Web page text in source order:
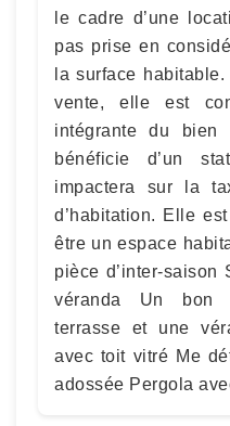
le cadre d’une
pas prise en
la surface
vente, elle est
intégrante du bien
bénéficie d’un
impactera sur la
d’habitation. Elle
être un espace
pièce d’inter-saison
véranda Un bon
terrasse et une
avec toit vitré Me
adossée Pergola